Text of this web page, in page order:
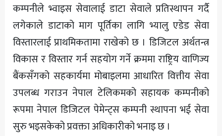
कम्पनीले भ्वाइस सेवालाई डाटा सेवाले प्रतिस्थापन गर्दै
लगेकाले डाटाको माग पूर्तिका लागि भ्यालु एडेड सेवा
विस्तारलाई प्राथमिकतामा राखेको छ । डिजिटल अर्थतन्त्र
विकास र विस्तार गर्न सहयोग गर्ने क्रममा राष्ट्रिय वाणिज्य
बैंकसँगको सहकार्यमा मोबाइलमा आधारित वित्तीय सेवा
उपलब्ध गराउन नेपाल टेलिकमको सहायक कम्पनीको
रूपमा नेपाल डिजिटल पेमेन्ट्स कम्पनी स्थापना भई सेवा
सुरु भइसकेको प्रवक्ता अधिकारीको भनाइ छ ।